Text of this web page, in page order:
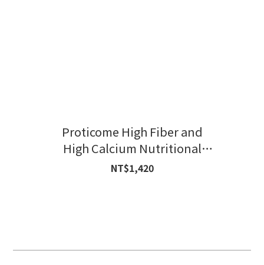
Proticome High Fiber and
High Calcium Nutritional
Formula
NT$1,420